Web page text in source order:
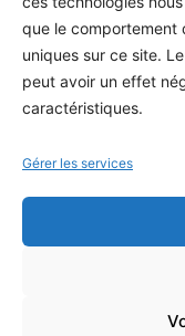
que le comportement
uniques sur ce site.
peut avoir un effet
caractéristiques.
Gérer les services
Contact / Support
Mes publications
INFORMATIONS
Conditions